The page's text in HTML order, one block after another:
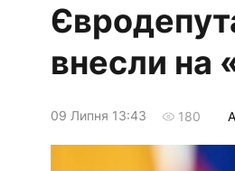
внесли на
09 Липня 13:43 180